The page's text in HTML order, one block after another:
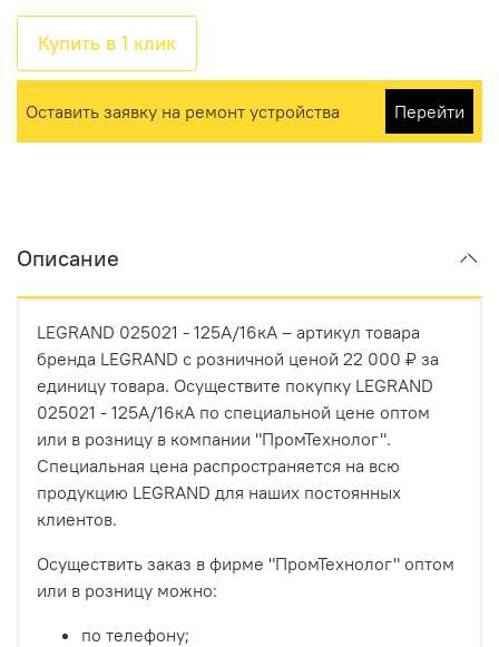
Купить в 1 клик
Оставить заявку на ремонт устройства Перейти
Описание
LEGRAND 025021 - 125А/16кА – артикул товара
бренда LEGRAND с розничной ценой 22 000 ₽ за
единицу товара. Осуществите покупку LEGRAND
025021 - 125А/16кА по специальной цене оптом
или в розницу в компании "ПромТехнолог".
Специальная цена распространяется на всю
продукцию LEGRAND для наших постоянных
клиентов.
Осуществить заказ в фирме "ПромТехнолог" оптом
или в розницу можно:
по телефону;